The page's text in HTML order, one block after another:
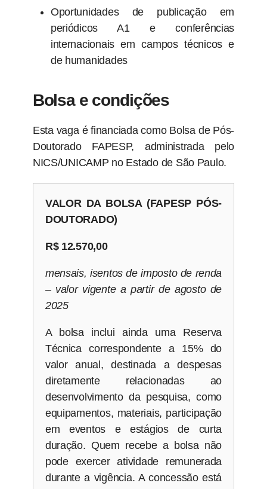
Oportunidades de publicação em
periódicos A1 e conferências
internacionais em campos técnicos e
de humanidades
Bolsa e condições
Esta vaga é financiada como Bolsa de Pós-
Doutorado FAPESP, administrada pelo
NICS/UNICAMP no Estado de São Paulo.
VALOR DA BOLSA (FAPESP PÓS-
DOUTORADO)
R$ 12.570,00
mensais, isentos de imposto de renda
– valor vigente a partir de agosto de
2025
A bolsa inclui ainda uma Reserva
Técnica correspondente a 15% do
valor anual, destinada a despesas
diretamente relacionadas ao
desenvolvimento da pesquisa, como
equipamentos, materiais, participação
em eventos e estágios de curta
duração. Quem recebe a bolsa não
pode exercer atividade remunerada
durante a vigência. A concessão está